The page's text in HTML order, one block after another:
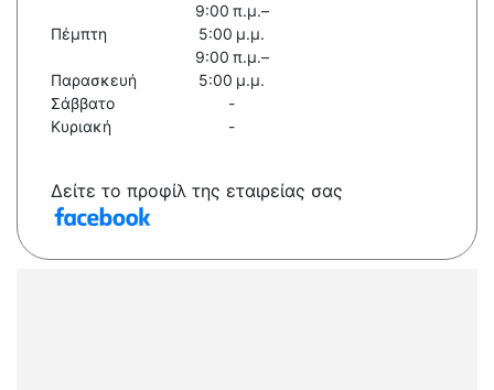
Πέμπτη
9:00 π.μ.–
5:00 μ.μ.
Παρασκευή
9:00 π.μ.–
5:00 μ.μ.
Σάββατο
-
Κυριακή
-
Δείτε το προφίλ της εταιρείας σας